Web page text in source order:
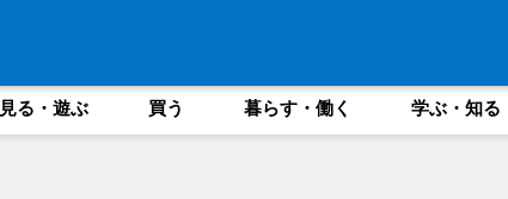
見る・遊ぶ 買う 暮らす・働く 学ぶ・知る